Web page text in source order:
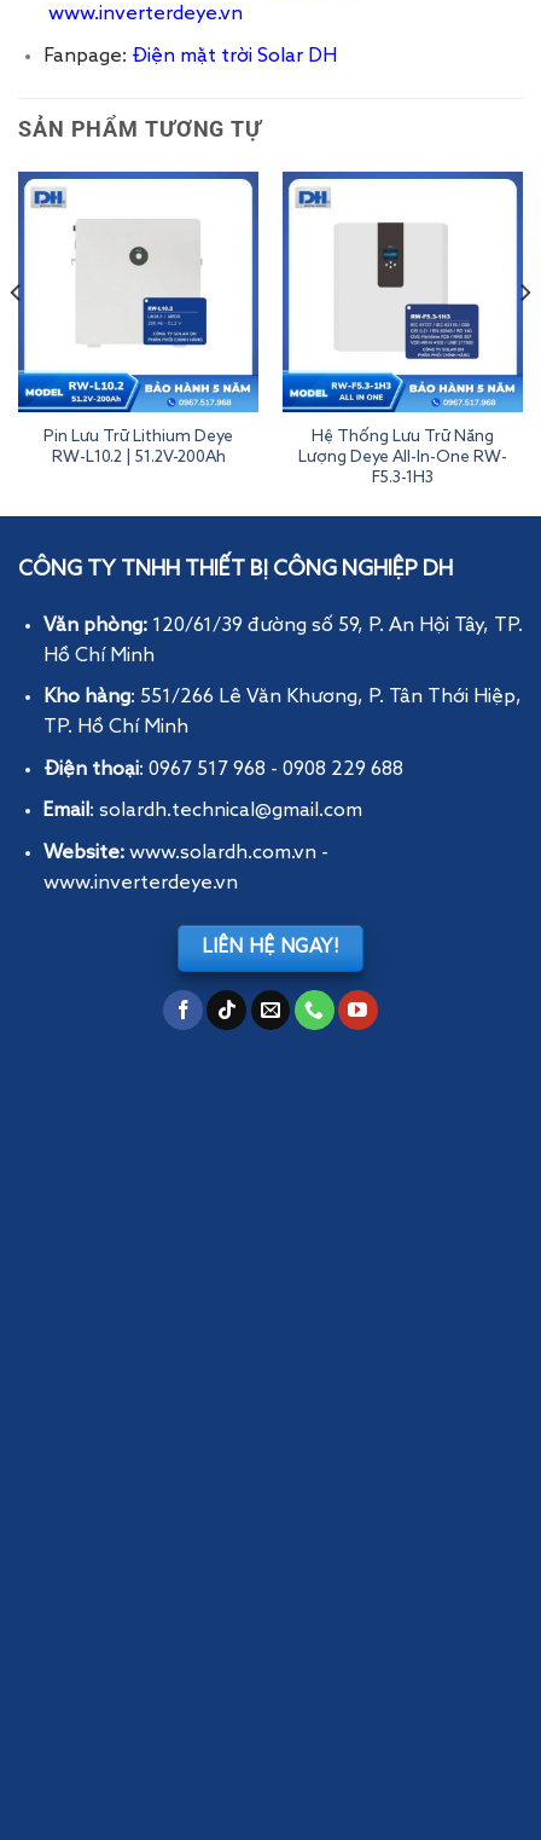
www.inverterdeye.vn
Fanpage: Điện mặt trời Solar DH
SẢN PHẨM TƯƠNG TỰ
Pin Lưu Trữ Lithium Deye
RW-L10.2 | 51.2V-200Ah
Hệ Thống Lưu Trữ Năng
Lượng Deye All-In-One RW-
F5.3-1H3
Pin Lưu Trữ Lithium BOS-B Deye Áp Cao | 51.2V-280Ah
CÔNG TY TNHH THIẾT BỊ CÔNG NGHIỆP DH
Văn phòng: 120/61/39 đường số 59, P. An Hội Tây, TP.
Hồ Chí Minh
Kho hàng: 551/266 Lê Văn Khương, P. Tân Thới Hiệp,
TP. Hồ Chí Minh
Điện thoại: 0967 517 968 - 0908 229 688
Email: solardh.technical@gmail.com
Website: www.solardh.com.vn-
www.inverterdeye.vn
LIÊN HỆ NGAY!